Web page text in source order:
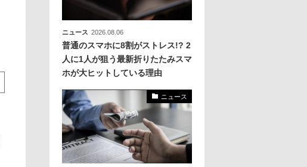
ニュース 2026.08.06
普通のスマホに8割がストレス!? 2
人に1人が狙う最新折りたたみスマ
ホが大ヒットしている理由
ニュース